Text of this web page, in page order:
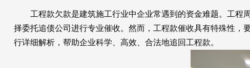
工程款欠款是建筑施工行业中企业常遇到的资金难题。工程
择委托追债公司进行专业催收。然而，工程款催收具有特殊性
行详细解析，帮助企业科学、高效、合法地追回工程款。